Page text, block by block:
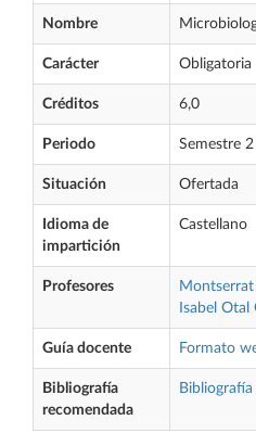
Nombre
Carácter Obligatoria
Créditos 6,0
Periodo Semestre 2
Situación Ofertada
Idioma de
impartición
Castellano
Profesores
Isabel Otal
Guía docente Formato
Bibliografía
recomendada
Bibliografía